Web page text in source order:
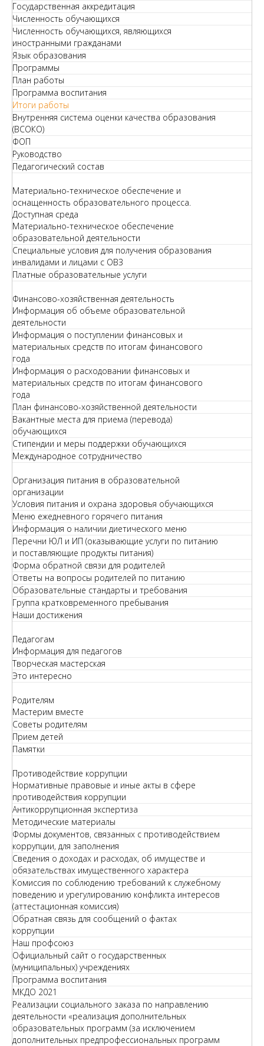
Государственная аккредитация
Численность обучающихся
Численность обучающихся, являющихся
иностранными гражданами
Язык образования
Программы
План работы
Программа воспитания
Итоги работы
Внутренняя система оценки качества образования
(ВСОКО)
ФОП
Руководство
Педагогический состав
Материально-техническое обеспечение и
оснащенность образовательного процесса.
Доступная среда
Материально-техническое обеспечение
образовательной деятельности
Специальные условия для получения образования
инвалидами и лицами с ОВЗ
Платные образовательные услуги
Финансово-хозяйственная деятельность
Информация об объеме образовательной
деятельности
Информация о поступлении финансовых и
материальных средств по итогам финансового
года
Информация о расходовании финансовых и
материальных средств по итогам финансового
года
План финансово-хозяйственной деятельности
Вакантные места для приема (перевода)
обучающихся
Стипендии и меры поддержки обучающихся
Международное сотрудничество
Организация питания в образовательной
организации
Условия питания и охрана здоровья обучающихся
Меню ежедневного горячего питания
Информация о наличии диетического меню
Перечни ЮЛ и ИП (оказывающие услуги по питанию
и поставляющие продукты питания)
Форма обратной связи для родителей
Ответы на вопросы родителей по питанию
Образовательные стандарты и требования
Группа кратковременного пребывания
Наши достижения
Педагогам
Информация для педагогов
Творческая мастерская
Это интересно
Родителям
Мастерим вместе
Советы родителям
Прием детей
Памятки
Противодействие коррупции
Нормативные правовые и иные акты в сфере
противодействия коррупции
Антикоррупционная экспертиза
Методические материалы
Формы документов, связанных с противодействием
коррупции, для заполнения
Сведения о доходах и расходах, об имуществе и
обязательствах имущественного характера
Комиссия по соблюдению требований к служебному
поведению и урегулированию конфликта интересов
(аттестационная комиссия)
Обратная связь для сообщений о фактах
коррупции
Наш профсоюз
Официальный сайт о государственных
(муниципальных) учреждениях
Программа воспитания
МКДО 2021
Реализации социального заказа по направлению
деятельности «реализация дополнительных
образовательных программ (за исключением
дополнительных предпрофессиональных программ